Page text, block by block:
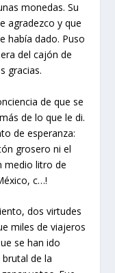
monedas. Su
agradezco y que
había dado. Puso
del cajón de
gracias.
de que se
de lo que le di.
de esperanza:
grosero ni el
medio litro de
c…!
dos virtudes
miles de viajeros
se han ido
de la